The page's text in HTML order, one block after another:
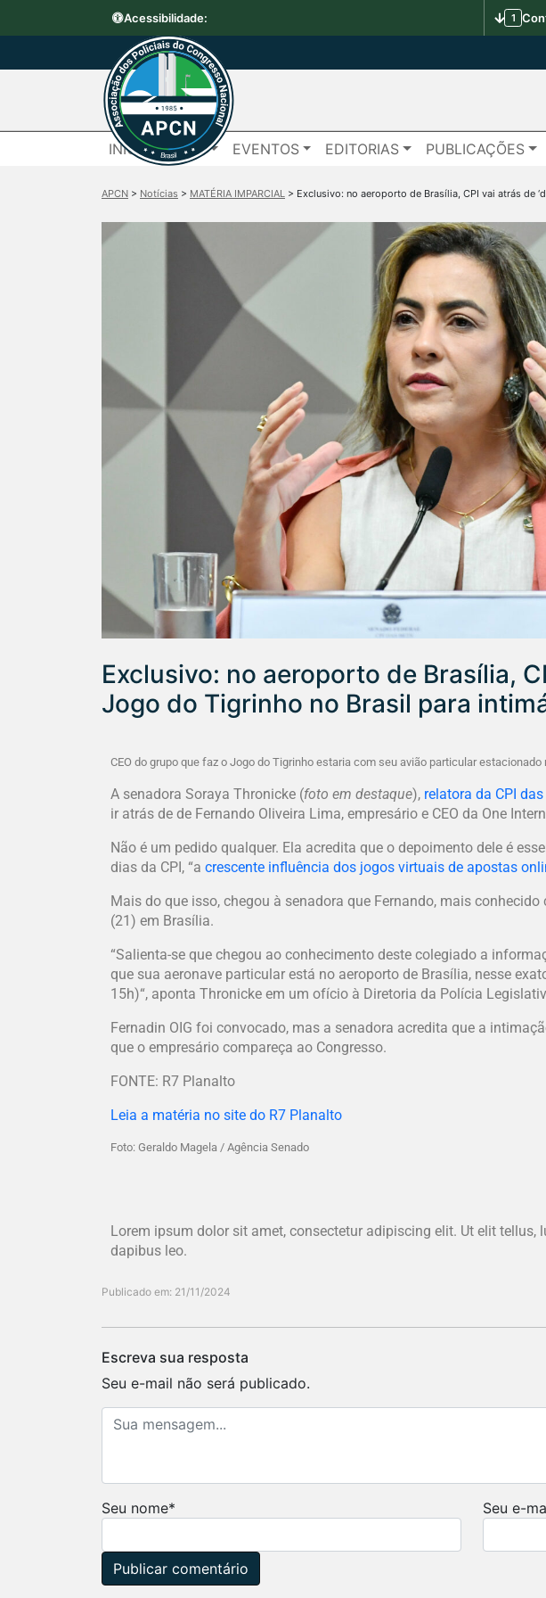
Acessibilidade: 1
INÍCIO APCN EVENTOS EDITORIAS PUBLICAÇÕES
APCN > Notícias > MATÉRIA IMPARCIAL > Exclusivo: no aeroporto de Brasília, CPI vai atrás de
Exclusivo: no aeroporto de Brasília,
Jogo do Tigrinho no Brasil para
CEO do grupo que faz o Jogo do Tigrinho estaria com seu avião particular
A senadora Soraya Thronicke (foto em destaque), relatora da CPI
ir atrás de de Fernando Oliveira Lima, empresário e CEO da One
Não é um pedido qualquer. Ela acredita que o depoimento dele é
dias da CPI, “a crescente influência dos jogos virtuais de apostas
Mais do que isso, chegou à senadora que Fernando, mais
(21) em Brasília.
“Salienta-se que chegou ao conhecimento deste colegiado a
que sua aeronave particular está no aeroporto de Brasília, nesse
15h)“, aponta Thronicke em um ofício à Diretoria da Polícia
Fernadin OIG foi convocado, mas a senadora acredita que a
que o empresário compareça ao Congresso.
FONTE: R7 Planalto
Leia a matéria no site do R7 Planalto
Foto: Geraldo Magela / Agência Senado
Lorem ipsum dolor sit amet, consectetur adipiscing elit. Ut elit
dapibus leo.
Publicado em: 21/11/2024
Escreva sua resposta
Seu e-mail não será publicado.
Seu nome* Seu e-